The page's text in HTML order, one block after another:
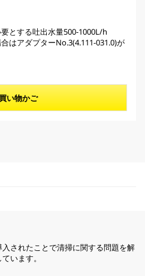
とする吐出水量500-1000L/h
はアダプターNo.3(4.111-031.0)が
い物かご
されたことで清掃に関する問題を解
います。